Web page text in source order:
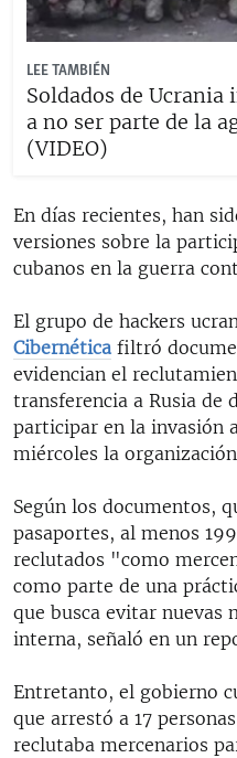
LEE TAMBIÉN
Soldados de Ucrania
a no ser parte de la
(VIDEO)
En días recientes, han
versiones sobre la
cubanos en la guerra
El grupo de hackers
Cibernética filtró
evidencian el
transferencia a Rusia de
participar en la invasión
miércoles la
Según los documentos,
pasaportes, al menos
reclutados "como
como parte de una
que busca evitar nuevas
interna, señaló en un
Entretanto, el gobierno
que arrestó a 17
reclutaba mercenarios